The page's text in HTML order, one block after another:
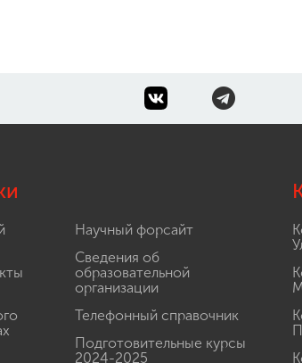
Научный форсайт
Сведения об
образовательной
организации
Телефонный справочник
Подготовительные курсы
2024-2025